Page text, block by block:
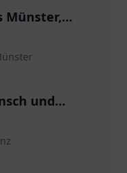
Münster,
Borchard
und